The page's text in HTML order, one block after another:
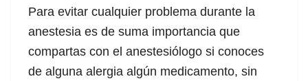
Para evitar cualquier problema durante la
anestesia es de suma importancia que
compartas con el anestesiólogo si conoces
de alguna alergia algún medicamento, sin